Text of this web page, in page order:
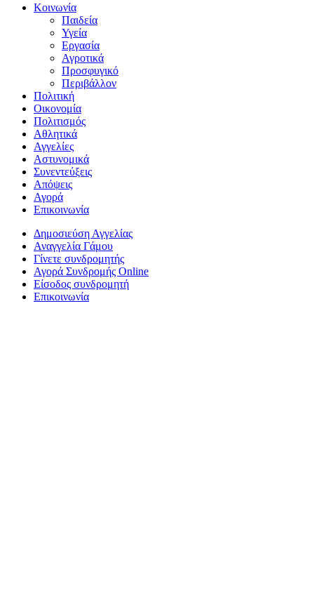
Κοινωνία
Παιδεία
Υγεία
Εργασία
Αγροτικά
Προσφυγικό
Περιβάλλον
Πολιτική
Οικονομία
Πολιτισμός
Αθλητικά
Αγγελίες
Αστυνομικά
Συνεντεύξεις
Απόψεις
Αγορά
Επικοινωνία
Δημοσιεύση Αγγελίας
Αναγγελία Γάμου
Γίνετε συνδρομητής
Αγορά Συνδρομής Online
Είσοδος συνδρομητή
Επικοινωνία